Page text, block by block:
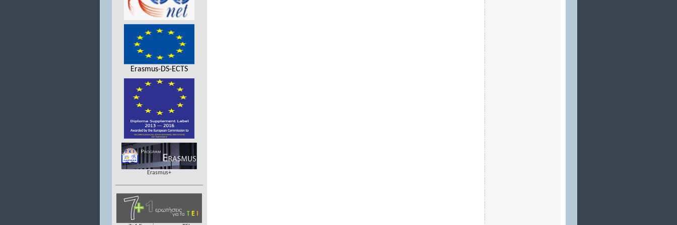
Erasmus-DS-ECTS
Erasmus+